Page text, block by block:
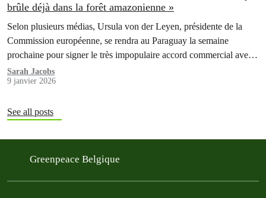
brûle déjà dans la forêt amazonienne »
Selon plusieurs médias, Ursula von der Leyen, présidente de la
Commission européenne, se rendra au Paraguay la semaine
prochaine pour signer le très impopulaire accord commercial avec
le Mercosur, qui regroupe quatre pays d'Amérique du Sud.
Sarah Jacobs
9 janvier 2026
See all posts
Greenpeace Belgique